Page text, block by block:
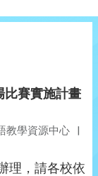
比賽實施計畫
教學資源中心 |
理，請各校依